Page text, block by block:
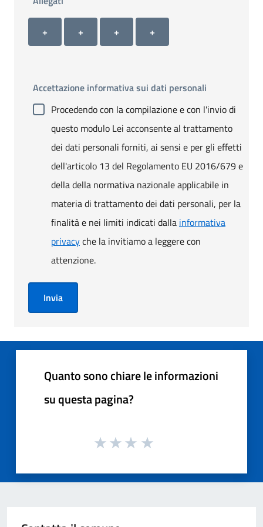
Allegato 1
+
Allegato 2
+
Allegato 3
+
Allegato 4
+
Accettazione informativa sui dati personali
Procedendo con la compilazione e con l'invio di
questo modulo Lei acconsente al trattamento
dei dati personali forniti, ai sensi e per gli effetti
dell'articolo 13 del Regolamento EU 2016/679 e
della della normativa nazionale applicabile in
materia di trattamento dei dati personali, per la
finalità e nei limiti indicati dalla informativa
privacyche la invitiamo a leggere con
attenzione.
Invia
Quanto sono chiare le informazioni
su questa pagina?